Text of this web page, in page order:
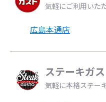
気軽にご利用いた
広島本通店
ステーキガ
気軽に本格ステー